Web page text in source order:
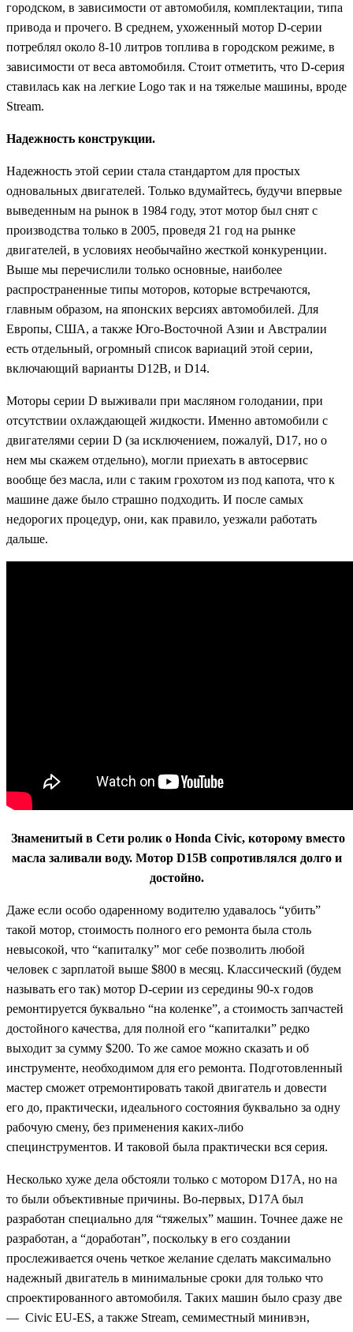
городском, в зависимости от автомобиля, комплектации, типа
привода и прочего. В среднем, ухоженный мотор D-серии
потреблял около 8-10 литров топлива в городском режиме, в
зависимости от веса автомобиля. Стоит отметить, что D-серия
ставилась как на легкие Logo так и на тяжелые машины, вроде
Stream.
Надежность конструкции.
Надежность этой серии стала стандартом для простых
одновальных двигателей. Только вдумайтесь, будучи впервые
выведенным на рынок в 1984 году, этот мотор был снят с
производства только в 2005, проведя 21 год на рынке
двигателей, в условиях необычайно жесткой конкуренции.
Выше мы перечислили только основные, наиболее
распространенные типы моторов, которые встречаются,
главным образом, на японских версиях автомобилей. Для
Европы, США, а также Юго-Восточной Азии и Австралии
есть отдельный, огромный список вариаций этой серии,
включающий варианты D12B, и D14.
Моторы серии D выживали при масляном голодании, при
отсутствии охлаждающей жидкости. Именно автомобили с
двигателями серии D (за исключением, пожалуй, D17, но о
нем мы скажем отдельно), могли приехать в автосервис
вообще без масла, или с таким грохотом из под капота, что к
машине даже было страшно подходить. И после самых
недорогих процедур, они, как правило, уезжали работать
дальше.
Знаменитый в Сети ролик о Honda Civic, которому вместо
масла заливали воду. Мотор D15B сопротивлялся долго и
достойно.
Даже если особо одаренному водителю удавалось “убить”
такой мотор, стоимость полного его ремонта была столь
невысокой, что “капиталку” мог себе позволить любой
человек с зарплатой выше $800 в месяц. Классический (будем
называть его так) мотор D-серии из середины 90-х годов
ремонтируется буквально “на коленке”, а стоимость запчастей
достойного качества, для полной его “капиталки” редко
выходит за сумму $200. То же самое можно сказать и об
инструменте, необходимом для его ремонта. Подготовленный
мастер сможет отремонтировать такой двигатель и довести
его до, практически, идеального состояния буквально за одну
рабочую смену, без применения каких-либо
специнструментов. И таковой была практически вся серия.
Несколько хуже дела обстояли только с мотором D17A, но на
то были объективные причины. Во-первых, D17A был
разработан специально для “тяжелых” машин. Точнее даже не
разработан, а “доработан”, поскольку в его создании
прослеживается очень четкое желание сделать максимально
надежный двигатель в минимальные сроки для только что
спроектированного автомобиля. Таких машин было сразу две
— Civic EU-ES, а также Stream, семиместный минивэн,